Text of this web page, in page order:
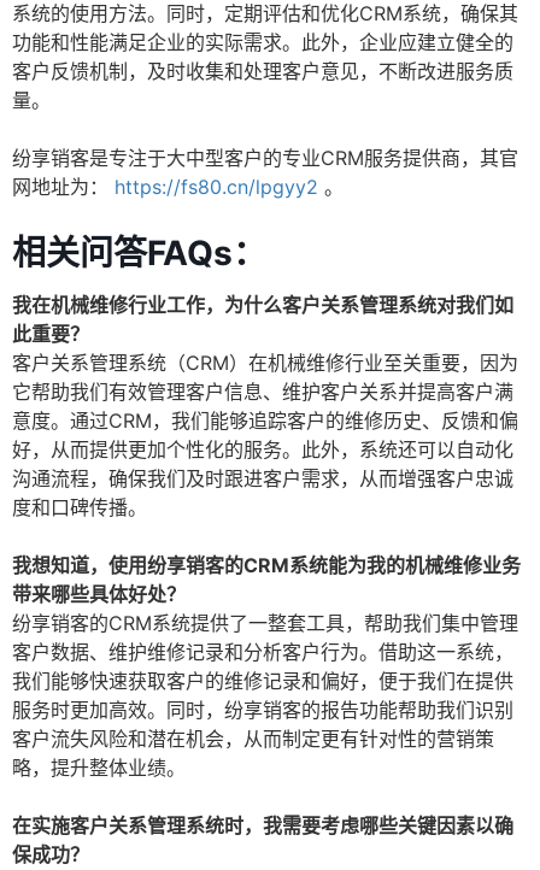
系统的使用方法。同时，定期评估和优化CRM系统，确保其
功能和性能满足企业的实际需求。此外，企业应建立健全的
客户反馈机制，及时收集和处理客户意见，不断改进服务质
量。
纷享销客是专注于大中型客户的专业CRM服务提供商，其官
网地址为：
https://fs80.cn/lpgyy2 。
相关问答FAQs：
我在机械维修行业工作，为什么客户关系管理系统对我们如
此重要？
客户关系管理系统（CRM）在机械维修行业至关重要，因为
它帮助我们有效管理客户信息、维护客户关系并提高客户满
意度。通过CRM，我们能够追踪客户的维修历史、反馈和偏
好，从而提供更加个性化的服务。此外，系统还可以自动化
沟通流程，确保我们及时跟进客户需求，从而增强客户忠诚
度和口碑传播。
我想知道，使用纷享销客的CRM系统能为我的机械维修业务
带来哪些具体好处？
纷享销客的CRM系统提供了一整套工具，帮助我们集中管理
客户数据、维护维修记录和分析客户行为。借助这一系统，
我们能够快速获取客户的维修记录和偏好，便于我们在提供
服务时更加高效。同时，纷享销客的报告功能帮助我们识别
客户流失风险和潜在机会，从而制定更有针对性的营销策
略，提升整体业绩。
在实施客户关系管理系统时，我需要考虑哪些关键因素以确
保成功？